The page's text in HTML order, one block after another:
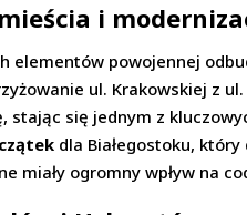
i
elementów powojennej
ul. Krakowskiej z
stając się jednym z
dla Białegostoku,
miały ogromny wpływ na